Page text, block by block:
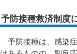
予防接種救済制度
予防接種は、感染